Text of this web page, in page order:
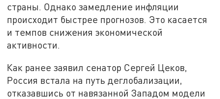
страны. Однако замедление инфляции
происходит быстрее прогнозов. Это касается
и темпов снижения экономической
активности.
Как ранее заявил сенатор Сергей Цеков,
Россия встала на путь деглобализации,
отказавшись от навязанной Западом модели